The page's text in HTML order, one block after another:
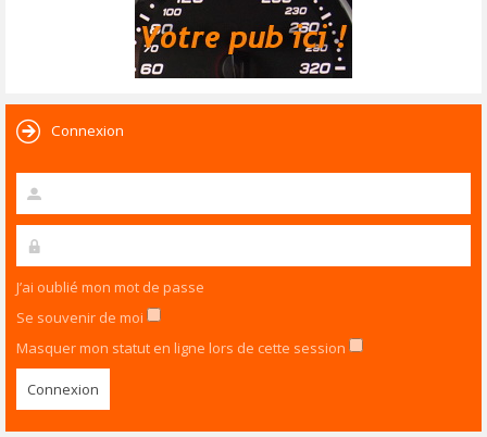
Connexion
J’ai oublié mon mot de passe
Se souvenir de moi
Masquer mon statut en ligne lors de cette session